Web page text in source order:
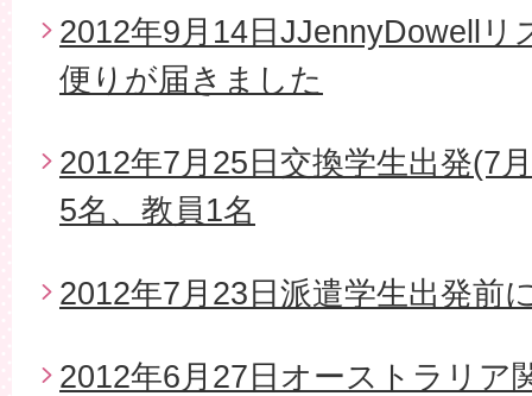
2012年9月14日JJennyDowellリ
便りが届きました
2012年7月25日交換学生出発(7
5名、教員1名
2012年7月23日派遣学生出発前
2012年6月27日オーストラリア